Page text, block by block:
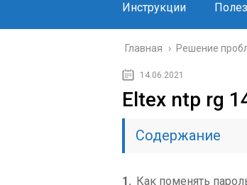
Инструкции
Главная › Решение
14.06.2021
Eltex ntp rg
Содержание
1
Как поменять